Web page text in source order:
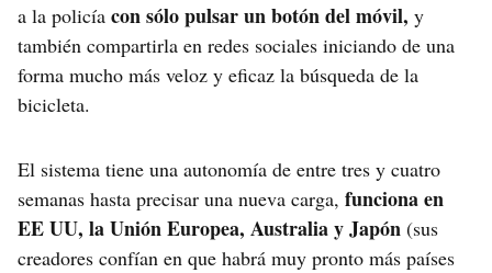
a la policía con sólo pulsar un botón del móvil, y
también compartirla en redes sociales iniciando de una
forma mucho más veloz y eficaz la búsqueda de la
bicicleta.
El sistema tiene una autonomía de entre tres y cuatro
semanas hasta precisar una nueva carga, funciona en
EE UU, la Unión Europea, Australia y Japón (sus
creadores confían en que habrá muy pronto más países